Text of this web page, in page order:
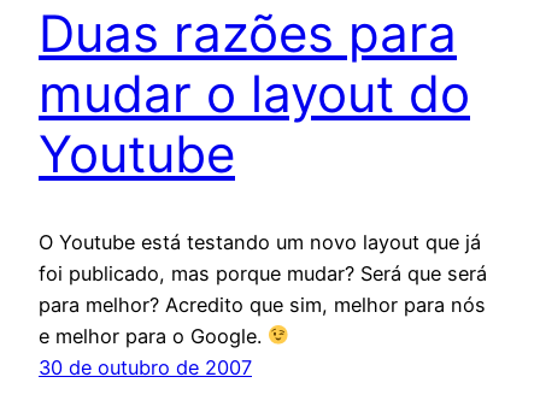
Duas razões para
mudar o layout do
Youtube
O Youtube está testando um novo layout que já
foi publicado, mas porque mudar? Será que será
para melhor? Acredito que sim, melhor para nós
e melhor para o Google.
30 de outubro de 2007